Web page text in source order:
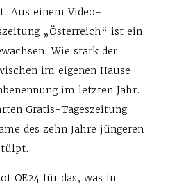
Aus einem Video-
„Österreich“ ist ein
Wie stark der
im eigenen Hause
im letzten Jahr.
Gratis-Tageszeitung
des zehn Jahre jüngeren
OE24 für das, was in